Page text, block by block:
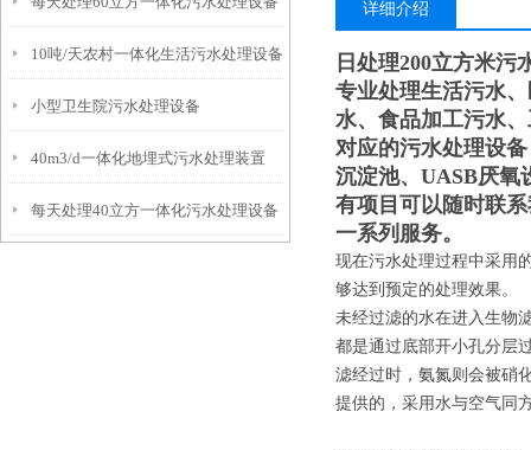
10吨/天农村一体化生活污水处理设备
小型卫生院污水处理设备
40m3/d一体化地埋式污水处理装置
每天处理40立方一体化污水处理设备
详细介绍
日处理200立方米污
专业处理生活污水
水、食品加工污水
对应的污水处理设
沉淀池、UASB厌氧
有项目可以随时联
一系列服务。
现在污水处理过程中采用
够达到预定的处理效果。
未经过滤的水在进入生物
都是通过底部开小孔分层
滤经过时，氨氮则会被硝
提供的，采用水与空气同